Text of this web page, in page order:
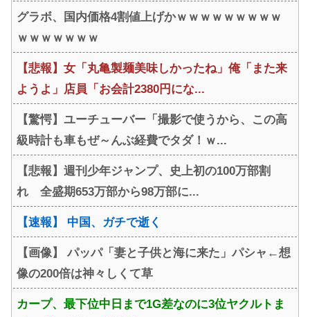
グラボ、国内価格4割値上げかｗｗｗｗｗｗｗｗｗ
ｗｗｗｗｗｗｗ
【悲報】女「丸亀製麺美味しかったね」俺「また来
ようよ」店員「お会計2380円にな...
【驚愕】ユーチューバー「撮影で使うから、この高
級時計も車もぜ～んぶ経費でタダ！ｗ...
【悲報】週刊少年ジャンプ、史上初の100万部割
れ 全盛期653万部から98万部に...
【速報】 中国、ガチで逝く
【画像】 パッパ「妻と子供と海に来た」パシャ←想
像の200倍は神々しくて草
カープ、最下位中日まで1G差なのに3位ヤクルトま